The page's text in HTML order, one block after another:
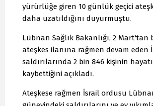
yürürlüğe giren 10 günlük geçici
daha uzatıldığını duyurmuştu.
Lübnan Sağlık Bakanlığı, 2 Mart'tan
ateşkes ilanına rağmen devam eden
saldırılarında 2 bin 846 kişinin
kaybettiğini açıkladı.
Ateşkese rağmen İsrail ordusu